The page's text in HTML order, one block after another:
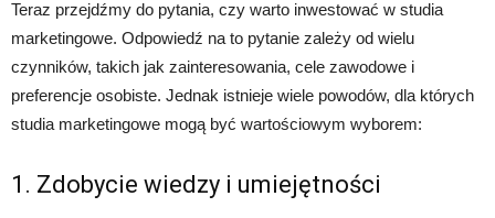
Teraz przejdźmy do pytania, czy warto inwestować w studia
marketingowe. Odpowiedź na to pytanie zależy od wielu
czynników, takich jak zainteresowania, cele zawodowe i
preferencje osobiste. Jednak istnieje wiele powodów, dla których
studia marketingowe mogą być wartościowym wyborem:
1. Zdobycie wiedzy i umiejętności